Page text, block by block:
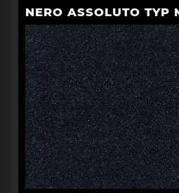
NERO ASSOLUTO TYP